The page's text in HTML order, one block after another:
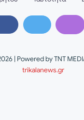
| Powered by TNT
trikalanews.gr